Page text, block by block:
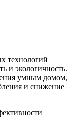
технологий
и экологичность.
умным домом,
и снижение